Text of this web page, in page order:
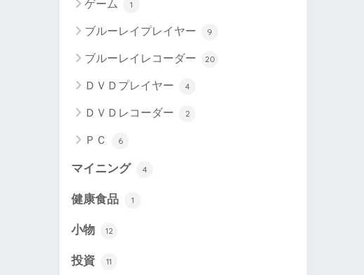
ゲーム 1
ブルーレイプレイヤー 9
ブルーレイレコーダー 20
ＤＶＤプレイヤー 4
ＤＶＤレコーダー 2
ＰＣ 6
マイニング 4
健康食品 1
小物 12
投資 11